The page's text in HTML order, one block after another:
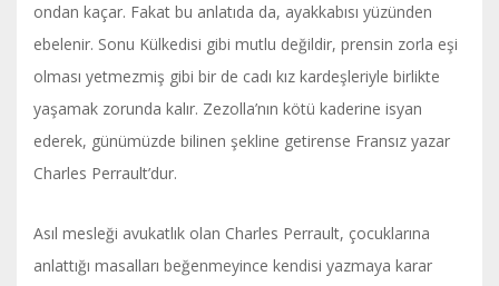
ondan kaçar. Fakat bu anlatıda da, ayakkabısı yüzünden
ebelenir. Sonu Külkedisi gibi mutlu değildir, prensin zorla eşi
olması yetmezmiş gibi bir de cadı kız kardeşleriyle birlikte
yaşamak zorunda kalır. Zezolla’nın kötü kaderine isyan
ederek, günümüzde bilinen şekline getirense Fransız yazar
Charles Perrault’dur.
Asıl mesleği avukatlık olan Charles Perrault, çocuklarına
anlattığı masalları beğenmeyince kendisi yazmaya karar